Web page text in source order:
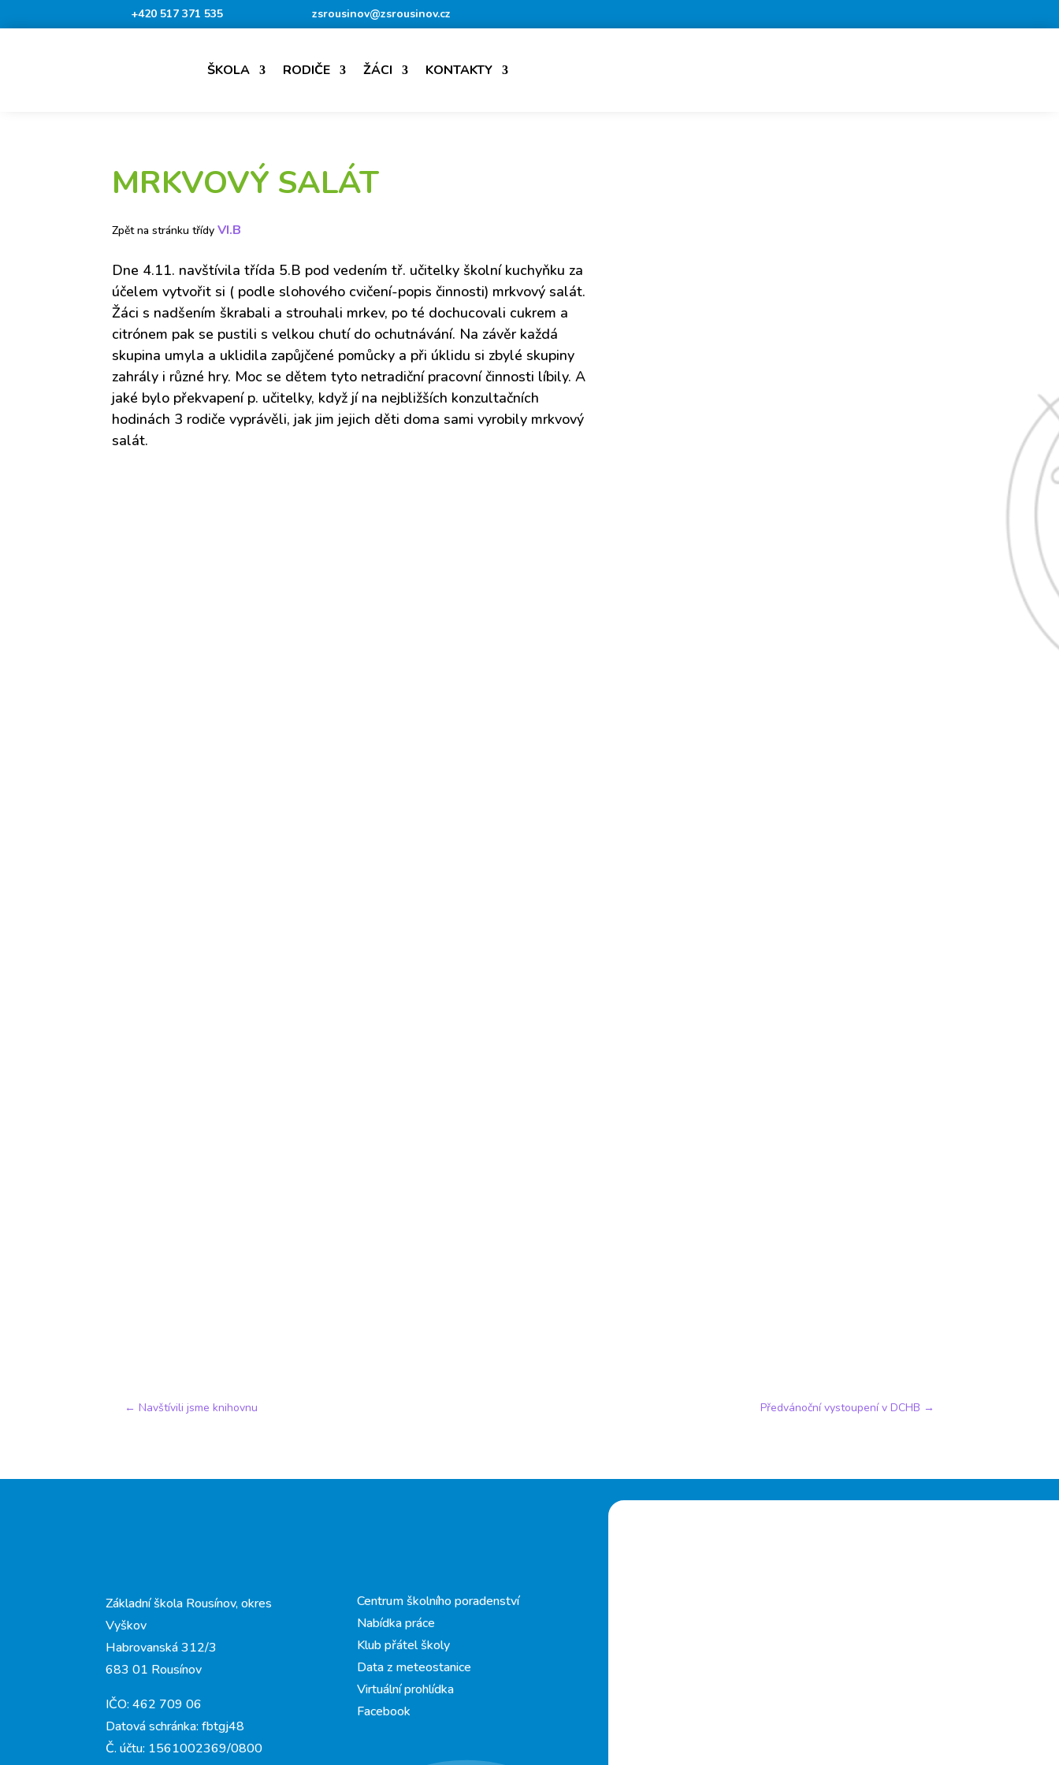
+420 517 371 535 zsrousinov@zsrousinov.cz
ŠKOLA RODIČE ŽÁCI KONTAKTY
MRKVOVÝ SALÁT
Zpět na stránku třídyVI.B
Dne 4.11. navštívila třída 5.B pod vedením tř. učitelky školní kuchyňku za
účelem vytvořit si ( podle slohového cvičení-popis činnosti) mrkvový salát.
Žáci s nadšením škrabali a strouhali mrkev, po té dochucovali cukrem a
citrónem pak se pustili s velkou chutí do ochutnávání. Na závěr každá
skupina umyla a uklidila zapůjčené pomůcky a při úklidu si zbylé skupiny
zahrály i různé hry. Moc se dětem tyto netradiční pracovní činnosti líbily. A
jaké bylo překvapení p. učitelky, když jí na nejbližších konzultačních
hodinách 3 rodiče vyprávěli, jak jim jejich děti doma sami vyrobily mrkvový
salát.
←Navštívili jsme knihovnu Předvánoční vystoupení v DCHB →
Základní škola Rousínov, okres
Vyškov
Habrovanská 312/3
683 01 Rousínov
IČO: 462 709 06
Datová schránka: fbtgj48
Č. účtu: 1561002369/0800
Centrum školního poradenství
Nabídka práce
Klub přátel školy
Data z meteostanice
Virtuální prohlídka
Facebook